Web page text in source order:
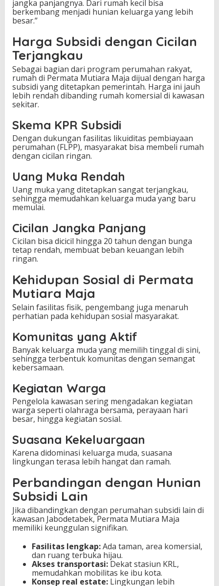
jangka panjangnya. Dari rumah kecil bisa
berkembang menjadi hunian keluarga yang lebih
besar.”
Harga Subsidi dengan Cicilan
Terjangkau
Sebagai bagian dari program perumahan rakyat,
rumah di Permata Mutiara Maja dijual dengan harga
subsidi yang ditetapkan pemerintah. Harga ini jauh
lebih rendah dibanding rumah komersial di kawasan
sekitar.
Skema KPR Subsidi
Dengan dukungan fasilitas likuiditas pembiayaan
perumahan (FLPP), masyarakat bisa membeli rumah
dengan cicilan ringan.
Uang Muka Rendah
Uang muka yang ditetapkan sangat terjangkau,
sehingga memudahkan keluarga muda yang baru
memulai.
Cicilan Jangka Panjang
Cicilan bisa dicicil hingga 20 tahun dengan bunga
tetap rendah, membuat beban keuangan lebih
ringan.
Kehidupan Sosial di Permata
Mutiara Maja
Selain fasilitas fisik, pengembang juga menaruh
perhatian pada kehidupan sosial masyarakat.
Komunitas yang Aktif
Banyak keluarga muda yang memilih tinggal di sini,
sehingga terbentuk komunitas dengan semangat
kebersamaan.
Kegiatan Warga
Pengelola kawasan sering mengadakan kegiatan
warga seperti olahraga bersama, perayaan hari
besar, hingga kegiatan sosial.
Suasana Kekeluargaan
Karena didominasi keluarga muda, suasana
lingkungan terasa lebih hangat dan ramah.
Perbandingan dengan Hunian
Subsidi Lain
Jika dibandingkan dengan perumahan subsidi lain di
kawasan Jabodetabek, Permata Mutiara Maja
memiliki keunggulan signifikan.
Fasilitas lengkap:Ada taman, area komersial,
dan ruang terbuka hijau.
Akses transportasi: Dekat stasiun KRL,
memudahkan mobilitas ke ibu kota.
Konsep real estate: Lingkungan lebih